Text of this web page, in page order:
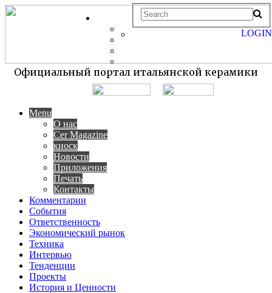
Официальный портал итальянской керамики
Menu
О нас
Cer Magazine
киоск
Новости
Приложения
Печать
Контакты
Комментарии
События
Ответственность
Экономический рынок
Техника
Интервью
Тенденции
Проекты
История и Ценности
LOGIN